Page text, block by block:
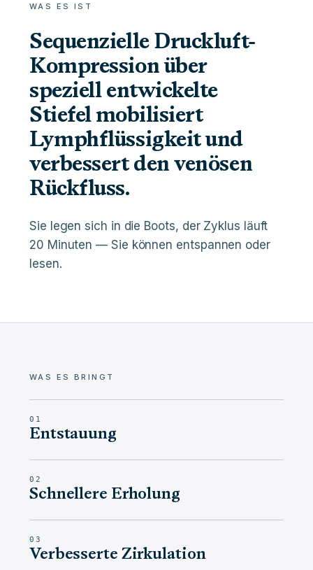
WAS ES IST
Sequenzielle Druckluft-
Kompression über
speziell entwickelte
Stiefel mobilisiert
Lymphflüssigkeit und
verbessert den venösen
Rückfluss.
Sie legen sich in die Boots, der Zyklus läuft
20 Minuten — Sie können entspannen oder
lesen.
WAS ES BRINGT
01
Entstauung
02
Schnellere Erholung
03
Verbesserte Zirkulation